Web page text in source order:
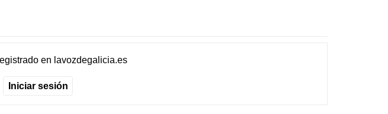
en lavozdegalicia.es
Iniciar sesión